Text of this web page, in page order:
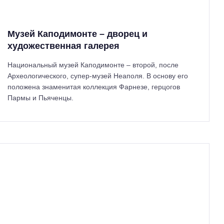
Музей Каподимонте – дворец и
художественная галерея
Национальный музей Каподимонте – второй, после
Археологического, супер-музей Неаполя. В основу его
положена знаменитая коллекция Фарнезе, герцогов
Пармы и Пьяченцы.